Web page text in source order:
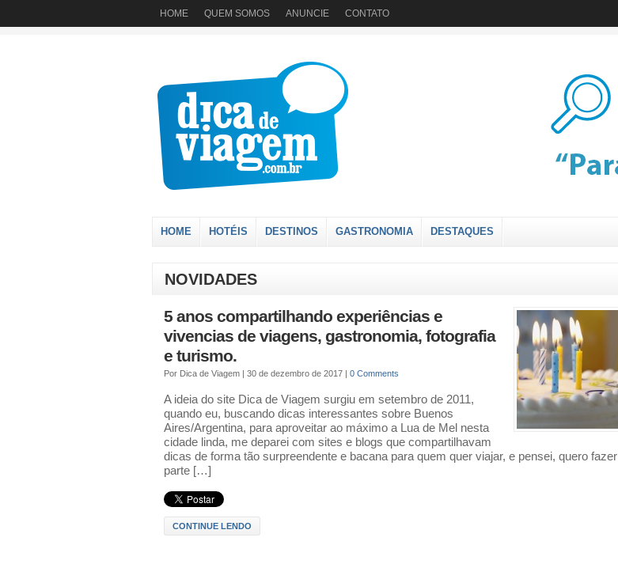
HOME QUEM SOMOS ANUNCIE CONTATO
HOME HOTÉIS DESTINOS GASTRONOMIA DESTAQUES
NOVIDADES
5 anos compartilhando experiências e
vivencias de viagens, gastronomia, fotografia
e turismo.
Por Dica de Viagem | 30 de dezembro de 2017 | 0 Comments
A ideia do site Dica de Viagem surgiu em setembro de 2011,
quando eu, buscando dicas interessantes sobre Buenos
Aires/Argentina, para aproveitar ao máximo a Lua de Mel nesta
cidade linda, me deparei com sites e blogs que compartilhavam
dicas de forma tão surpreendente e bacana para quem quer viajar, e pensei, quero fazer
parte […]
CONTINUE LENDO